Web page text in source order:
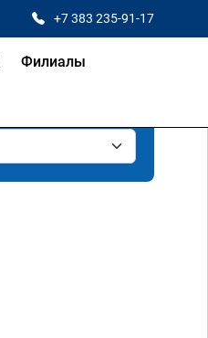
+7 383 235-91-17
Филиалы